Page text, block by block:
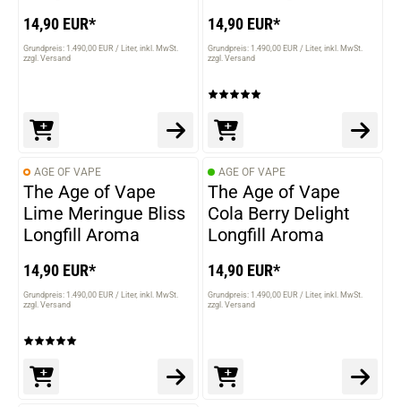
14,90 EUR*
Grundpreis: 1.490,00 EUR / Liter inkl. MwSt.
zzgl. Versand
14,90 EUR*
Grundpreis: 1.490,00 EUR / Liter inkl. MwSt.
zzgl. Versand
AGE OF VAPE
The Age of Vape
Lime Meringue Bliss
Longfill Aroma
14,90 EUR*
Grundpreis: 1.490,00 EUR / Liter inkl. MwSt.
zzgl. Versand
AGE OF VAPE
The Age of Vape
Cola Berry Delight
Longfill Aroma
14,90 EUR*
Grundpreis: 1.490,00 EUR / Liter inkl. MwSt.
zzgl. Versand